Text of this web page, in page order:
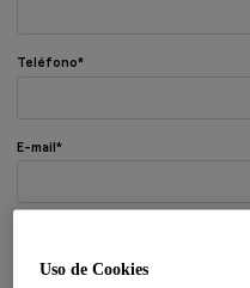
Teléfono
E-mail
Uso de Cookies